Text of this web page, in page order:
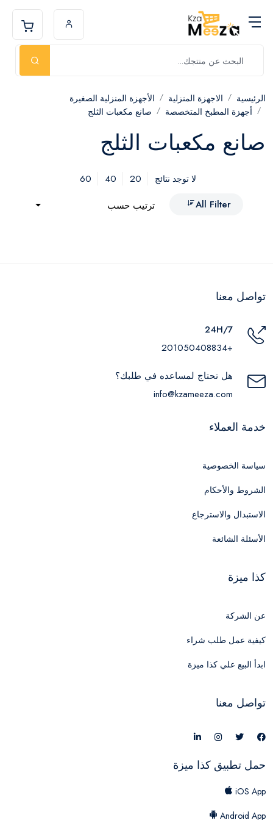
الرئيسية الاجهزة المنزلية
الأجهزة المنزلية الصغيرة
أجهزة المطبخ المتخصصة
صانع مكعبات الثلج
صانع مكعبات الثلج
لا توجد نتائج 20
40
60
All Filter
ترتيب حسب
تواصل معنا
24H/7
+201050408834
هل تحتاج لمساعده في طلبك؟
info@kzameeza.com
خدمة العملاء
سياسة الخصوصية
الشروط والأحكام
الاستبدال والاسترجاع
الأسئلة الشائعة
كذا ميزة
عن الشركة
كيفية عمل طلب شراء
ابدأ البيع علي كذا ميزة
تواصل معنا
حمل تطبيق كذا ميزة
iOS App
Android App